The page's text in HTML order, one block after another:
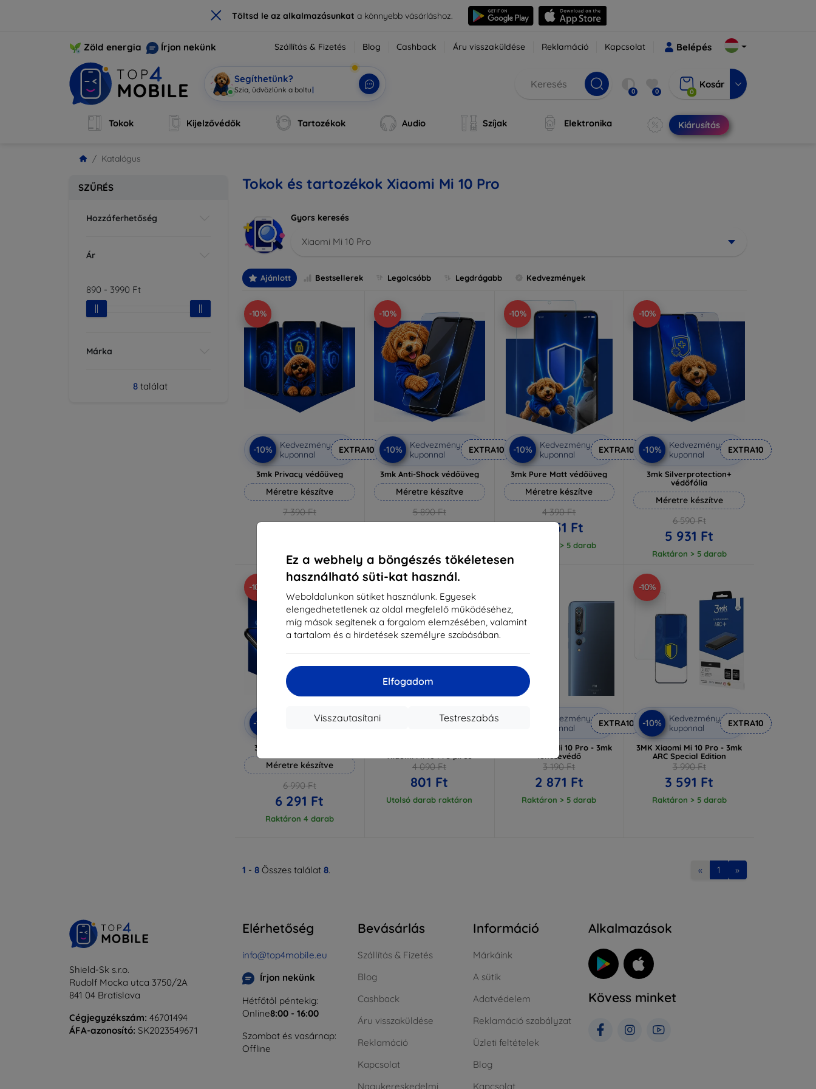
× Töltsd le az alkalmazásunkata könnyebb vásárláshoz.
Ez a webhely a böngészés tökéletesen
használható süti-kat használ.
Weboldalunkon sütiket használunk. Egyesek
elengedhetetlenek az oldal megfelelő működéséhez,
míg mások segítenek a forgalom elemzésében, valamint
a tartalom és a hirdetések személyre szabásában.
Elfogadom
Testreszabás
Visszautasítani
Zöld energia Írjon nekünk Szállítás & Fizetés Blog Cashback Áru visszaküldése Reklamáció Kapcsolat Belépés
Segíthetünk?
Mo| 0 0 0
Kosár
Tokok Kijelzővédők Tartozékok Audio Szíjak Elektronika Kiárusítás
Katalógus
SZŰRÉS
Hozzáferhetőség
Ár
890 - 3990 Ft
Márka
8találat
Tokok és tartozékok Xiaomi Mi 10 Pro
Gyors keresés
Xiaomi Mi 10 Pro
Ajánlott Bestsellerek Legolcsóbb Legdrágabb Kedvezmények
-10%
-10%
Kedvezmény
kuponnal
EXTRA10
3mk Privacy védőüveg
Méretre készítve
7 390 Ft
6 651 Ft
-10%
-10%
Kedvezmény
kuponnal
EXTRA10
3mk Anti-Shock védőüveg
Méretre készítve
5 890 Ft
5 301 Ft
-10%
-10%
Kedvezmény
kuponnal
EXTRA10
3mk Pure Matt védőüveg
Méretre készítve
4 390 Ft
3 951 Ft
Raktáron > 5 darab
-10%
-10%
Kedvezmény
kuponnal
EXTRA10
3mk Silverprotection+
védőfólia
Méretre készítve
6 590 Ft
5 931 Ft
Raktáron > 5 darab
-10%
-10%
Kedvezmény
EXTRA10
3mk Hammer védőfólia
Méretre készítve
6 990 Ft
6 291 Ft
Raktáron 4 darab
Kedvezmény
EXTRA10
4 090 Ft
801 Ft
Utolsó darab raktáron
Kedvezmény
kuponnal
EXTRA10
3MK Xiaomi Mi 10 Pro - 3mk
lencsevédő
3 190 Ft
2 871 Ft
Raktáron > 5 darab
-10%
-10%
Kedvezmény
kuponnal
EXTRA10
3MK Xiaomi Mi 10 Pro - 3mk
ARC Special Edition
3 990 Ft
3 591 Ft
Raktáron > 5 darab
1 - 8 Összes találat 8. « 1 »
Shield-Sk s.r.o.
Rudolf Mocka utca 3750/2A
841 04 Bratislava
Cégjegyzékszám: 46701494
ÁFA-azonosító: SK2023549671
Elérhetőség
info@top4mobile.eu
Írjon nekünk
Hétfőtől péntekig:
Online8:00 - 16:00
Szombat és vasárnap:
Offline
Bevásárlás
Szállítás & Fizetés
Blog
Cashback
Áru visszaküldése
Reklamáció
Kapcsolat
Nagykereskedelmi
Információ
Márkáink
A sütik
Adatvédelem
Reklamáció szabályzat
Üzleti feltételek
Blog
Kapcsolat
Alkalmazások
Kövess minket